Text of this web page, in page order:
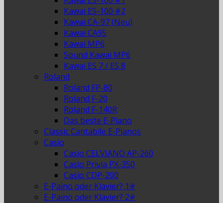
Kawai ES-100 #2
Kawai CA-97 (Neu)
Kawai CA95
Kawai MP6
Sound Kawai MP6
Kawai ES 7 / ES 8
Roland
Roland FP-80
Roland F-20
Roland F-140R
Das beste E-Piano
Classic Cantabile E-Pianos
Casio
Casio CELVIANO AP-260
Casio Privia PX-350
Casio CDP-200
E-Paino oder Klavier? 1#
E-Paino oder Klavier? 2#